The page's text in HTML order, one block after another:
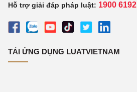
Hỗ trợ giải đáp pháp luật: 1900 6192
TẢI ỨNG DỤNG LUATVIETNAM